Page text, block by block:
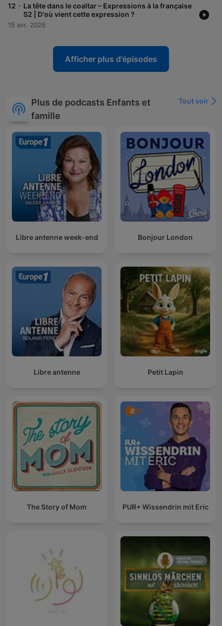
12 - La tête dans le coaltar – Expressions à la française
S2 | D'où vient cette expression ?
15 avr. 2026
Afficher plus d'épisodes
Plus de podcasts Enfants et
famille
Tout voir
Libre antenne week-end Bonjour London
Libre antenne Petit Lapin
The Story of Mom PUR+ Wissendrin mit Eric